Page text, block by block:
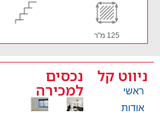
ניווט קל
ראשי
אודות
נכסים
למכירה